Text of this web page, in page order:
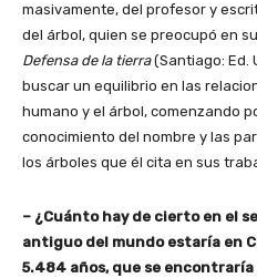
masivamente, del profesor y
del árbol, quien se preocupó en
Defensa de la tierra(Santiago: Ed.
buscar un equilibrio en las
humano y el árbol, comenzando
conocimiento del nombre y las
los árboles que él cita en sus
– ¿Cuánto hay de cierto en el
antiguo del mundo estaría en
5.484 años, que se encontraría